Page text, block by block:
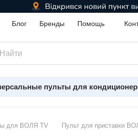
Блог Бренды Помощь
пульты для
для ВОЛЯ TV Пульт для приставки